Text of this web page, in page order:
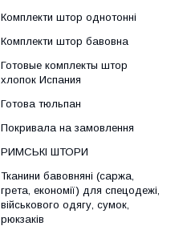
Комплекти штор однотонні
Комплекти штор бавовна
Готовые комплекты штор
хлопок Испания
Готова тюльпан
Покривала на замовлення
РИМСЬКІ ШТОРИ
Тканини бавовняні (саржа,
грета, економії) для спецодежі,
військового одягу, сумок,
рюкзаків